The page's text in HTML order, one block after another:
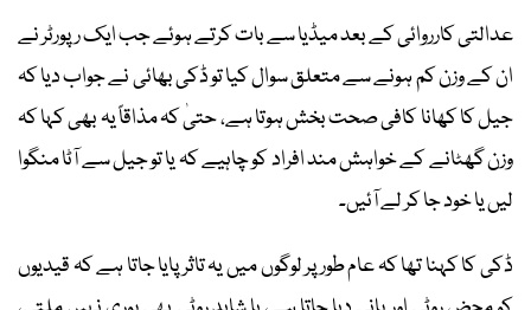
عدالتی کارروائی کے بعد میڈیا سے بات کرتے ہوئے جب ایک رپورٹر نے
ان کے وزن کم ہونے سے متعلق سوال کیا تو ڈکی بھائی نے جواب دیا کہ
جیل کا کھانا کافی صحت بخش ہوتا ہے، حتیٰ کہ مذاقاً یہ بھی کہا کہ
وزن گھٹانے کے خواہش مند افراد کو چاہیے کہ یا تو جیل سے آٹا منگوا
لیں یا خود جا کر لے آئیں۔
ڈکی کا کہنا تھا کہ عام طور پر لوگوں میں یہ تاثر پایا جاتا ہے کہ قیدیوں